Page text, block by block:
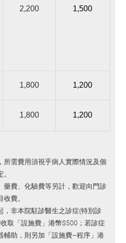
2,200 1,500
1,800 1,200
1,800 1,200
所需費用須視乎病人實際情況及個
藥費、化驗費等另計，歡迎向門診
費。
，非本院駐診醫生之診症(特別診
取「設施費」港幣$500；若診症
輔助，則另加「設施費–程序」港